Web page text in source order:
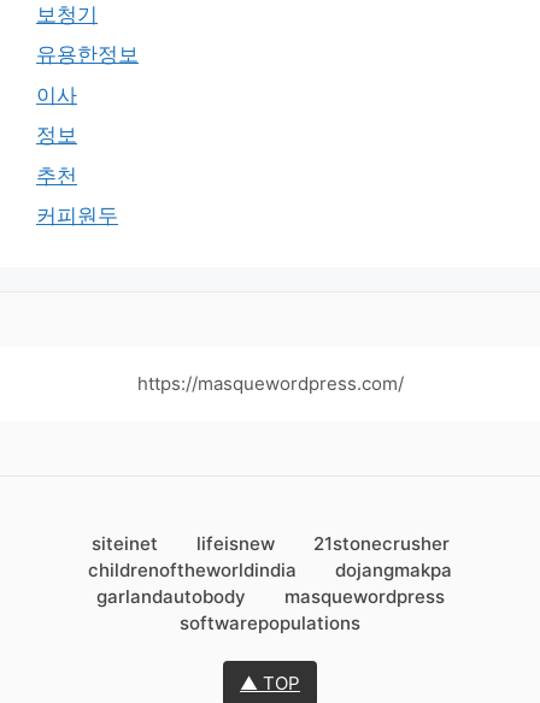
보청기
유용한정보
이사
정보
추천
커피원두
https://masquewordpress.com/
siteinet lifeisnew
21stonecrusher
childrenoftheworldindia
dojangmakpa
garlandautobody
masquewordpress
softwarepopulations
▲ TOP